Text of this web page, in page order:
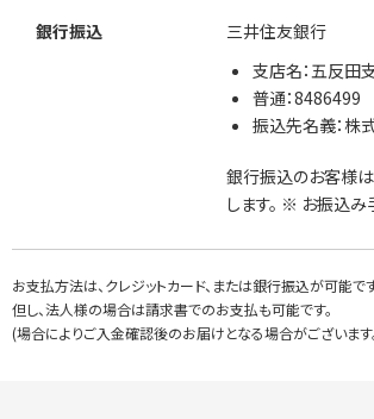
銀行振込
三井住友銀行
支店名：五反田
普通：8486499
振込先名義：株
銀行振込のお客様
します。 ※ お振込
お支払方法は、クレジットカード、または銀行振込が可能です
但し、法人様の場合は請求書でのお支払も可能です。
(場合によりご入金確認後のお届けとなる場合がございます